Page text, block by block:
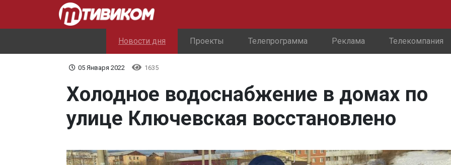
Новости дня Проекты Телепрограмма Реклама Телекомпания
05 Января 2022 1635
Холодное водоснабжение в домах по
улице Ключевская восстановлено